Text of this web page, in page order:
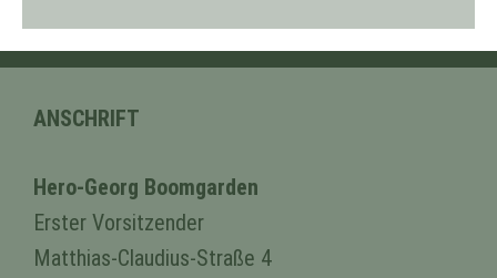
ANSCHRIFT
Hero-Georg Boomgarden
Erster Vorsitzender
Matthias-Claudius-Straße 4